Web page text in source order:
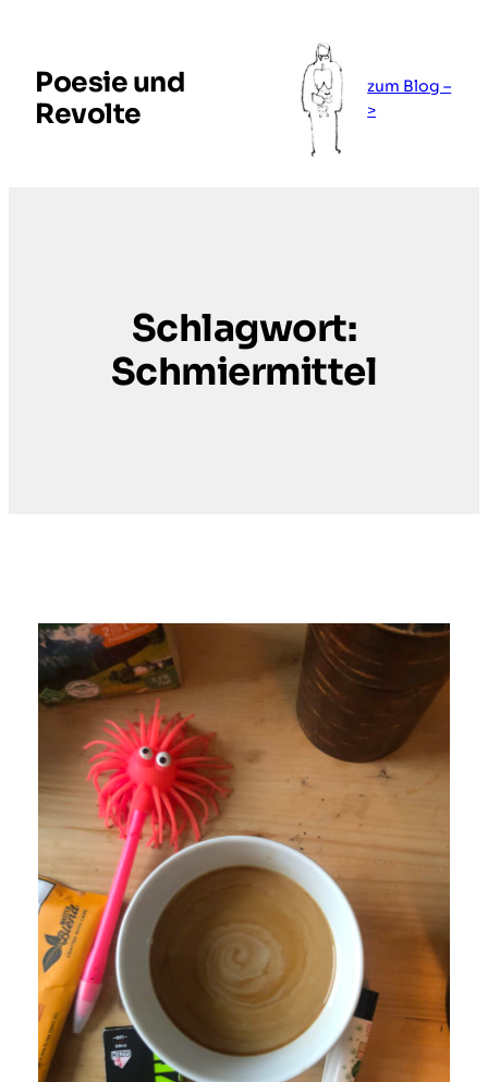
springen
Poesie und
Revolte
zum Blog –
>
Schlagwort:
Schmiermittel